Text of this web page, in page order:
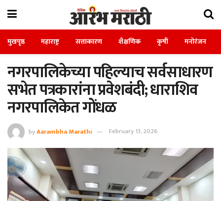
मुखपृष्ठ महाराष्ट्र सत्ताकारण शैक्षणिक कृषी मनोरंजन
नगरपालिकेच्या पहिल्याच सर्वसाधारण
सभेत पत्रकारांना प्रवेशबंदी; धाराशिव
नगरपालिकेत गोंधळ
byAarambha Marathi February 13, 2026